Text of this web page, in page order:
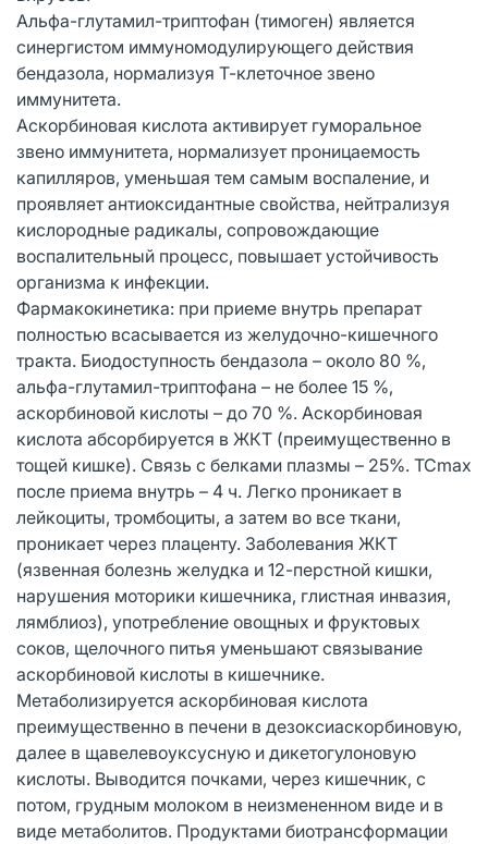
Альфа-глутамил-триптофан (тимоген) является
синергистом иммуномодулирующего действия
бендазола, нормализуя Т-клеточное звено
иммунитета.
Аскорбиновая кислота активирует гуморальное
звено иммунитета, нормализует проницаемость
капилляров, уменьшая тем самым воспаление, и
проявляет антиоксидантные свойства, нейтрализуя
кислородные радикалы, сопровождающие
воспалительный процесс, повышает устойчивость
организма к инфекции.
Фармакокинетика: при приеме внутрь препарат
полностью всасывается из желудочно-кишечного
тракта. Биодоступность бендазола – около 80 %,
альфа-глутамил-триптофана – не более 15 %,
аскорбиновой кислоты – до 70 %. Аскорбиновая
кислота абсорбируется в ЖКТ (преимущественно в
тощей кишке). Связь с белками плазмы – 25%. TCmax
после приема внутрь – 4 ч. Легко проникает в
лейкоциты, тромбоциты, а затем во все ткани,
проникает через плаценту. Заболевания ЖКТ
(язвенная болезнь желудка и 12-перстной кишки,
нарушения моторики кишечника, глистная инвазия,
лямблиоз), употребление овощных и фруктовых
соков, щелочного питья уменьшают связывание
аскорбиновой кислоты в кишечнике.
Метаболизируется аскорбиновая кислота
преимущественно в печени в дезоксиаскорбиновую,
далее в щавелевоуксусную и дикетогулоновую
кислоты. Выводится почками, через кишечник, с
потом, грудным молоком в неизмененном виде и в
виде метаболитов. Продуктами биотрансформации